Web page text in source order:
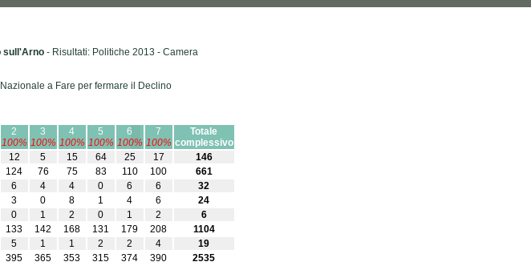
sull'Arno- Risultati: Politiche 2013 - Camera
a Fare per fermare il Declino
2
100%
3
100%
4
100%
5
100%
6
100%
7
100%
Totale
complessivo
12 5 15 64 25 17
146
124 76 75 83 110 100
661
6 4 4 0 6 6
32
3 0 8 1 4 6
24
0 1 2 0 1 2
6
133 142 168 131 179 208
1104
5 1 1 2 2 4
19
395 365 353 315 374 390
2535